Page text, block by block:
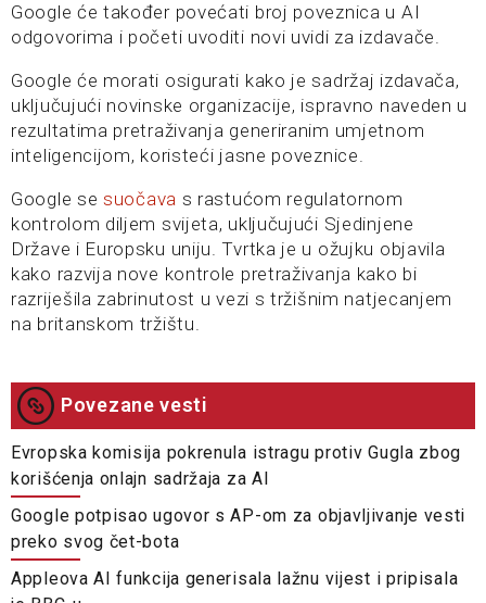
Google će također povećati broj poveznica u AI
odgovorima i početi uvoditi novi uvidi za izdavače.
Google će morati osigurati kako je sadržaj izdavača,
uključujući novinske organizacije, ispravno naveden u
rezultatima pretraživanja generiranim umjetnom
inteligencijom, koristeći jasne poveznice.
Google se suočava s rastućom regulatornom
kontrolom diljem svijeta, uključujući Sjedinjene
Države i Europsku uniju. Tvrtka je u ožujku objavila
kako razvija nove kontrole pretraživanja kako bi
razriješila zabrinutost u vezi s tržišnim natjecanjem
na britanskom tržištu.
Povezane vesti
Evropska komisija pokrenula istragu protiv Gugla zbog
korišćenja onlajn sadržaja za AI
Google potpisao ugovor s AP-om za objavljivanje vesti
preko svog čet-bota
Appleova AI funkcija generisala lažnu vijest i pripisala